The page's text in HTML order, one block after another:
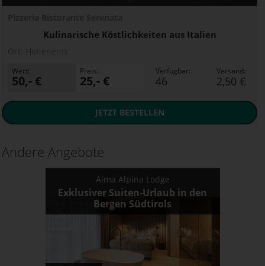
Kulinarische Köstlichkeiten aus Italien
Wert:
50,- €
Preis:
25,- €
Verfügbar:
46
Versand:
2,50 €
JETZTBESTELLEN
Andere Angebote
Alma Alpina Lodge
Exklusiver Suiten-Urlaub in den
Bergen Südtirols